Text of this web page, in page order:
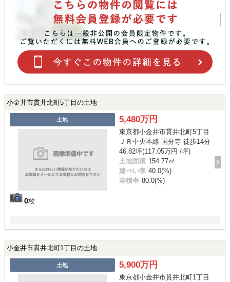
小金井市貫井北町5丁目の土地
土地
0枚
5,480万円
東京都小金井市貫井北町5丁目
ＪＲ中央本線 国分寺 徒歩14分
46.82坪(117.05万円 /坪)
土地面積 154.77㎡
建ぺい率 40.0(%)
容積率 80.0(%)
小金井市貫井北町1丁目の土地
土地 5,900万円
東京都小金井市貫井北町1丁目